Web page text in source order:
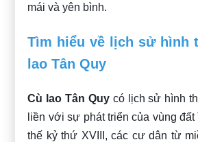
mái và yên bình.
Tìm hiểu về lịch sử hình
lao Tân Quy
Cù lao Tân Quycó lịch sử hình
liền với sự phát triển của vùng
thế kỷ thứ XVIII, các cư dân từ